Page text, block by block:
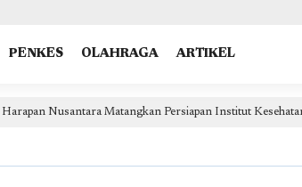
isPartOfProductId: "CAow7IrHDA:openaccess", clientOptions: {
PENKES OLAHRAGA ARTIKEL
Matangkan Persiapan Institut Kesehatan Anigou